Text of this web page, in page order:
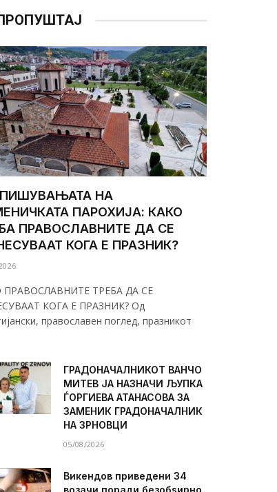
НА
ПАРОХИЈА: КАКО
ПРАВОСЛАВНИТЕ ДА СЕ
КОГА Е ПРАЗНИК?
ПРАВОСЛАВНИТЕ ТРЕБА ДА СЕ
КОГА Е ПРАЗНИК? Од
православен поглед, празникот
ГРАДОНАЧАЛНИКОТ ВАНЧО
МИТЕВ ЈА НАЗНАЧИ ЉУПКА
ЃОРГИЕВА АТАНАСОВА ЗА
ЗАМЕНИК ГРАДОНАЧАЛНИК
НА ЗРНОВЦИ
05/08/2026
Викендов приведени 34
возачи поради безобѕирно